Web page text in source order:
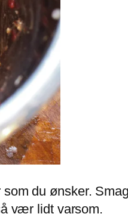
du ønsker.
vær lidt varsom.